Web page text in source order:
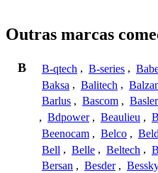
Outras marcas
B B-qtech , B-series ,
Baksa , Balitech ,
Barlus , Bascom , Basler
, Bdpower , Beaulieu ,
Beenocam , Belco ,
Bell , Belle , Beltech ,
Bersan , Besder ,